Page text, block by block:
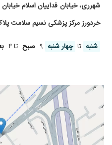
شهرری، خیابان فداییان اسلام
خردورز مرکز پزشکی نسیم سلامت پلاک ۶۲ طبقه
شنبه تا چهار شنبه صبح تا ۴